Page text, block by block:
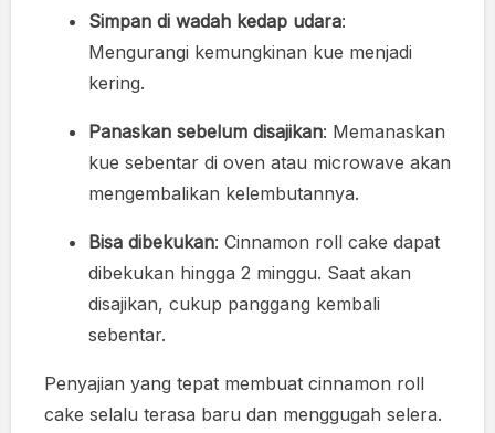
Simpan di wadah kedap udara:
Mengurangi kemungkinan kue menjadi
kering.
Panaskan sebelum disajikan: Memanaskan
kue sebentar di oven atau microwave akan
mengembalikan kelembutannya.
Bisa dibekukan: Cinnamon roll cake dapat
dibekukan hingga 2 minggu. Saat akan
disajikan, cukup panggang kembali
sebentar.
Penyajian yang tepat membuat cinnamon roll
cake selalu terasa baru dan menggugah selera.